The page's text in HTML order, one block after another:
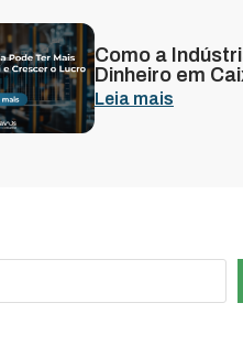
Como a
Dinheiro em
Leia mais